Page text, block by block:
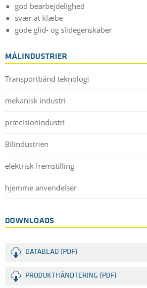
god bearbejdelighed
svær at klæbe
gode glid- og slidegenskaber
MÅLINDUSTRIER
Transportbånd teknologi
mekanisk industri
præcisionindustri
Bilindustrien
elektrisk fremstilling
hjemme anvendelser
DOWNLOADS
DATABLAD (PDF)
PRODUKTHÅNDTERING (PDF)